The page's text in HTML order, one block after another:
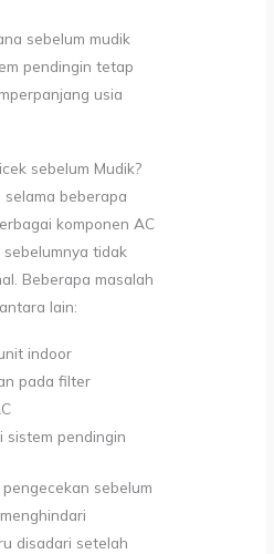
sebelum mudik
pendingin tetap
usia
sebelum Mudik?
beberapa
komponen AC
tidak
Beberapa masalah
lain:
indoor
pada filter
sistem pendingin
sebelum
disadari setelah